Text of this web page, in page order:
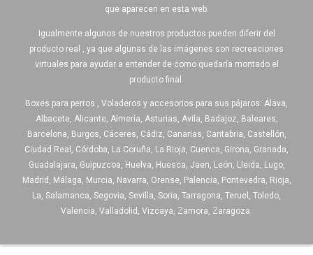
que aparecen en esta web.
Igualmente algunos de nuestros productos pueden diferir del
producto real , ya que algunas de las imágenes son recreaciones
virtuales para ayudar a entender de como quedaría montado el
producto final.
Boxes para perros , Voladeros y accesorios para sus pájaros: Álava,
Albacete, Alicante, Almería, Asturias, Avila, Badajoz, Baleares,
Barcelona, Burgos, Cáceres, Cádiz, Canarias, Cantabria, Castellón,
Ciudad Real, Córdoba, La Coruña, La Rioja, Cuenca, Girona, Granada,
Guadalajara, Guipuzcoa, Huelva, Huesca, Jaen, León, Lleida, Lugo,
Madrid, Málaga, Murcia, Navarra, Orense, Palencia, Pontevedra, Rioja,
La, Salamanca, Segovia, Sevilla, Soria, Tarragona, Teruel, Toledo,
Valencia, Valladolid, Vizcaya, Zamora, Zaragoza.